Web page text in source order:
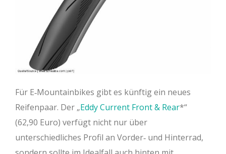
Für E‐Mountainbikes gibt es künftig ein neues
Reifenpaar. Der „Eddy Current Front & Rear “
(62,90 Euro) verfügt nicht nur über
unterschiedliches Profil an Vorder‐ und Hinterrad,